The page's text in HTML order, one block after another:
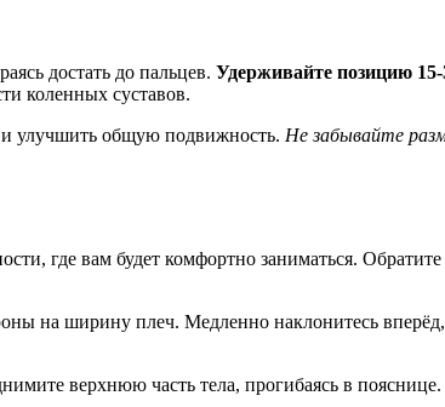
достать до пальцев. Удерживайте позицию 15-
коленных суставов.
и улучшить общую подвижность. Не забывайте
где вам будет комфортно заниматься.
на ширину плеч. Медленно наклонитесь вперёд,
верхнюю часть тела, прогибаясь в